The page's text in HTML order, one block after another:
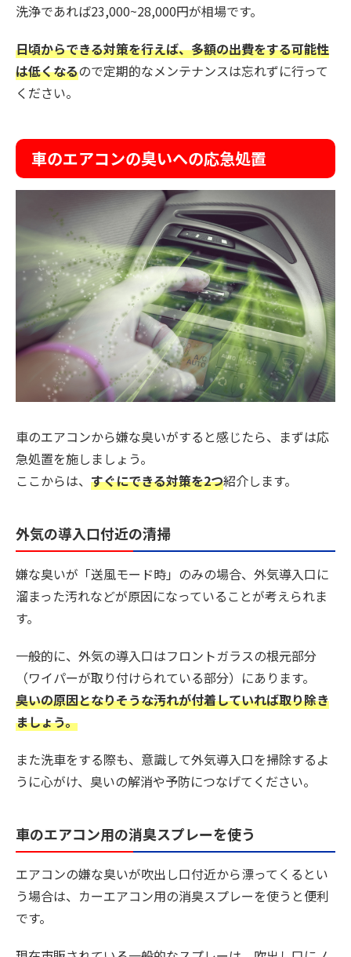
洗浄であれば23,000~28,000円が相場です。
日頃からできる対策を行えば、多額の出費をする可能性
は低くなるので定期的なメンテナンスは忘れずに行って
ください。
車のエアコンの臭いへの応急処置
車のエアコンから嫌な臭いがすると感じたら、まずは応
急処置を施しましょう。
ここからは、 すぐにできる対策を2つ紹介します。
外気の導入口付近の清掃
嫌な臭いが「送風モード時」のみの場合、外気導入口に
溜まった汚れなどが原因になっていることが考えられま
す。
一般的に、外気の導入口はフロントガラスの根元部分
（ワイパーが取り付けられている部分）にあります。
臭いの原因となりそうな汚れが付着していれば取り除き
ましょう。
また洗車をする際も、意識して外気導入口を掃除するよ
うに心がけ、臭いの解消や予防につなげてください。
車のエアコン用の消臭スプレーを使う
エアコンの嫌な臭いが吹出し口付近から漂ってくるとい
う場合は、カーエアコン用の消臭スプレーを使うと便利
です。